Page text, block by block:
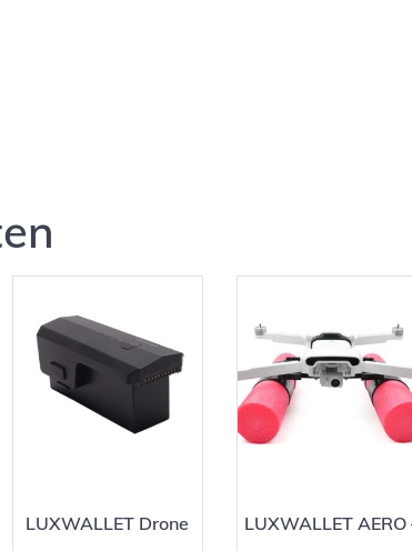
LUXWALLET Drone
LUXWALLET AERO